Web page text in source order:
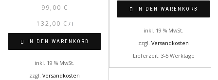
99,00 €
132,00 € / l
IN DEN WARENKORB
inkl. 19 % MwSt.
zzgl. Versandkosten
IN DEN WARENKORB
inkl. 19 % MwSt.
zzgl. Versandkosten
Lieferzeit: 3-5 Werktage